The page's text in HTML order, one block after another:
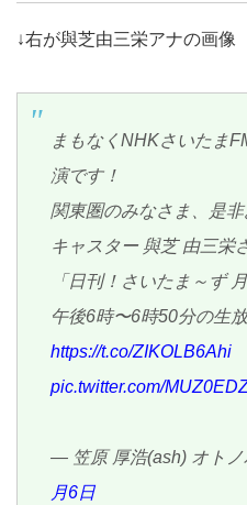
↓右が與芝由三栄アナの画像
まもなくNHKさいたま
演です！
関東圏のみなさま、是
キャスター 與芝 由三栄
「日刊！さいたま～ず
午後6時〜6時50分の生
https://t.co/ZIKOLB6Ahi
pic.twitter.com/
— 笠原 厚浩(ash) オトノ
月6日